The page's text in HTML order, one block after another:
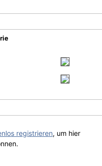
registrieren, um hier